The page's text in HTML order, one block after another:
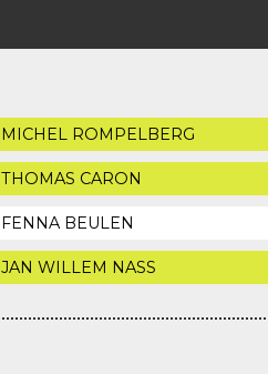
MICHEL ROMPELBERG
THOMAS CARON
FENNA BEULEN
JAN WILLEM NASS